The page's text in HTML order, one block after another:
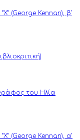
(George Kennan), β’
του Ηλία
(George Kennan), α’